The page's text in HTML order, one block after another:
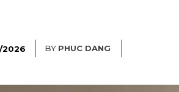
2026 BY PHUC DANG